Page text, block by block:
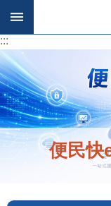
跳到主要內容區塊
:::
:::
便民快